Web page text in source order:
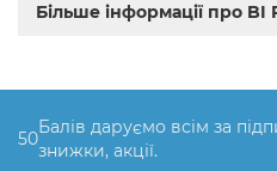
Більше інформації про BI
50
Балів даруємо всім за
знижки, акції.